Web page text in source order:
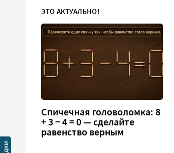
ЭТО АКТУАЛЬНО!
Спичечная головоломка: 8
+ 3 − 4 = 0 — сделайте
равенство верным